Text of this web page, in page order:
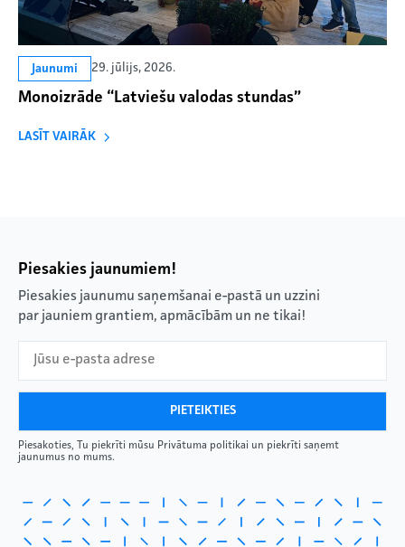
Jaunumi 29. jūlijs, 2026.
Monoizrāde “Latviešu valodas stundas”
LASĪT VAIRĀK
Piesakies jaunumiem!
Piesakies jaunumu saņemšanai e-pastā un uzzini
par jauniem grantiem, apmācībām un ne tikai!
Piesakoties, Tu piekrīti mūsu Privātuma politikai un piekrīti saņemt
jaunumus no mums.